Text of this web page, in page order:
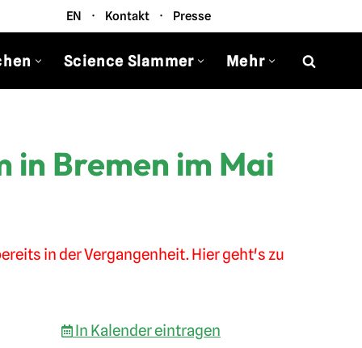
EN · Kontakt · Presse
Science Slammer Mehr
in Bremen im Mai
in der Vergangenheit. Hier geht's zu
In Kalender eintragen